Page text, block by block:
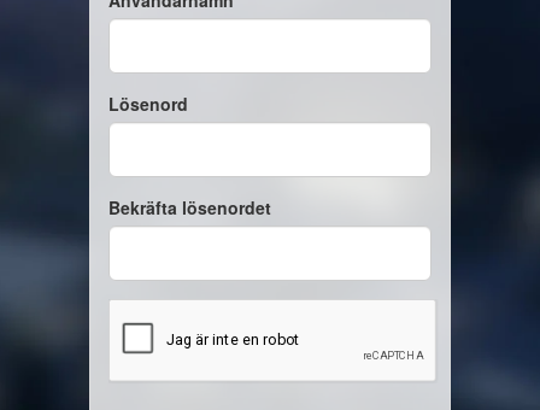
Lösenord
Bekräfta lösenordet